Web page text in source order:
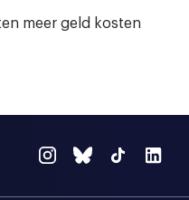
meer geld kosten